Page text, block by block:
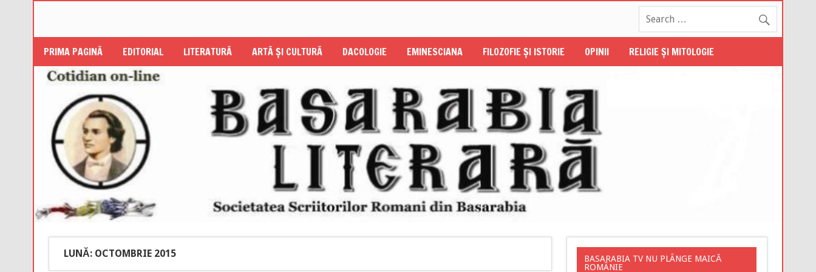
PRIMA PAGINĂ EDITORIAL LITERATURĂ ARTĂ ŞI CULTURĂ DACOLOGIE EMINESCIANA FILOZOFIE ŞI ISTORIE OPINII RELIGIE ŞI MITOLOGIE
LUNĂ: OCTOMBRIE 2015
BASARABIA TV NU PLÂNGE MAICĂ
ROMÂNIE